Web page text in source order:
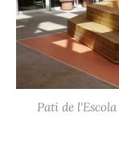
Pati de